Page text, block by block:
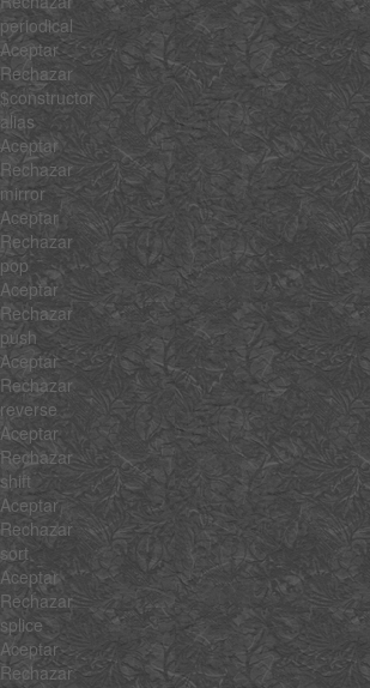
periodical
Aceptar
Rechazar
$constructor
alias
Aceptar
Rechazar
mirror
Aceptar
Rechazar
pop
Aceptar
Rechazar
push
Aceptar
Rechazar
reverse
Aceptar
Rechazar
shift
Aceptar
Rechazar
sort
Aceptar
Rechazar
splice
Aceptar
Rechazar